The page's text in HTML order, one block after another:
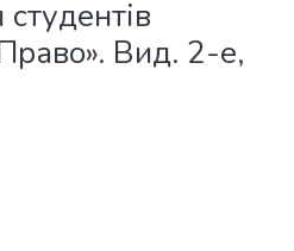
Вид. 2-е,